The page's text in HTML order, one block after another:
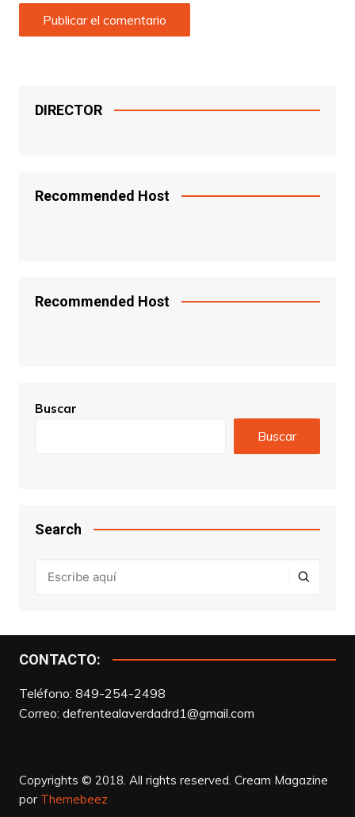
DIRECTOR
Recommended Host
Recommended Host
Buscar
Buscar
Search
CONTACTO:
Teléfono: 849-254-2498
Correo: defrentealaverdadrd1@gmail.com
Copyrights © 2018. All rights reserved. Cream Magazine
por Themebeez